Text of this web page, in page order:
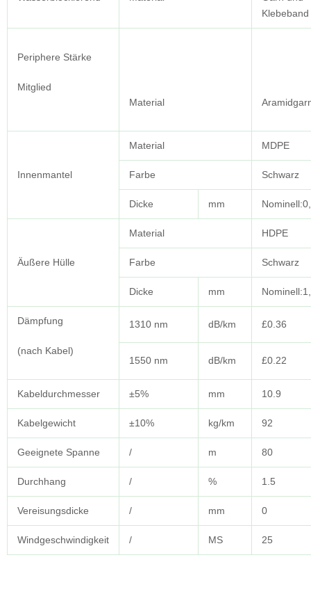
Klebeband
Periphere Stärke
Mitglied
Material
Innenmantel
Material MDPE
Farbe Schwarz
Dicke mm
Äußere Hülle
Material HDPE
Farbe Schwarz
Dicke mm
Dämpfung
(nach Kabel)
1310 nm dB/km £0.36
1550 nm dB/km £0.22
Kabeldurchmesser ±5% mm 10.9
Kabelgewicht ±10% kg/km 92
Geeignete Spanne / m 80
Durchhang / % 1.5
Vereisungsdicke / mm 0
Windgeschwindigkeit / MS 25